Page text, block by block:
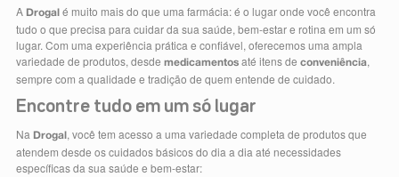
A Drogal é muito mais do que uma farmácia: é o lugar onde você encontra
tudo o que precisa para cuidar da sua saúde, bem-estar e rotina em um só
lugar. Com uma experiência prática e confiável, oferecemos uma ampla
variedade de produtos, desde medicamentosaté itens de conveniência,
sempre com a qualidade e tradição de quem entende de cuidado.
Encontre tudo em um só lugar
Na Drogal , você tem acesso a uma variedade completa de produtos que
atendem desde os cuidados básicos do dia a dia até necessidades
específicas da sua saúde e bem-estar: